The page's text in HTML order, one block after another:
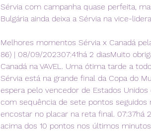
Sérvia com campanha quase perfeita,
Bulgária ainda deixa a Sérvia na vice-
Melhores momentos Sérvia x Canadá
86) | 08/09/202307:41há 2 diasMuito
Canadá na VAVEL. Uma ótima tarde a
Sérvia está na grande final da Copa do
espera pelo vencedor de Estados Unidos
com sequência de sete pontos
encostar no placar na reta final. 07:37há
acima dos 10 pontos nos últimos